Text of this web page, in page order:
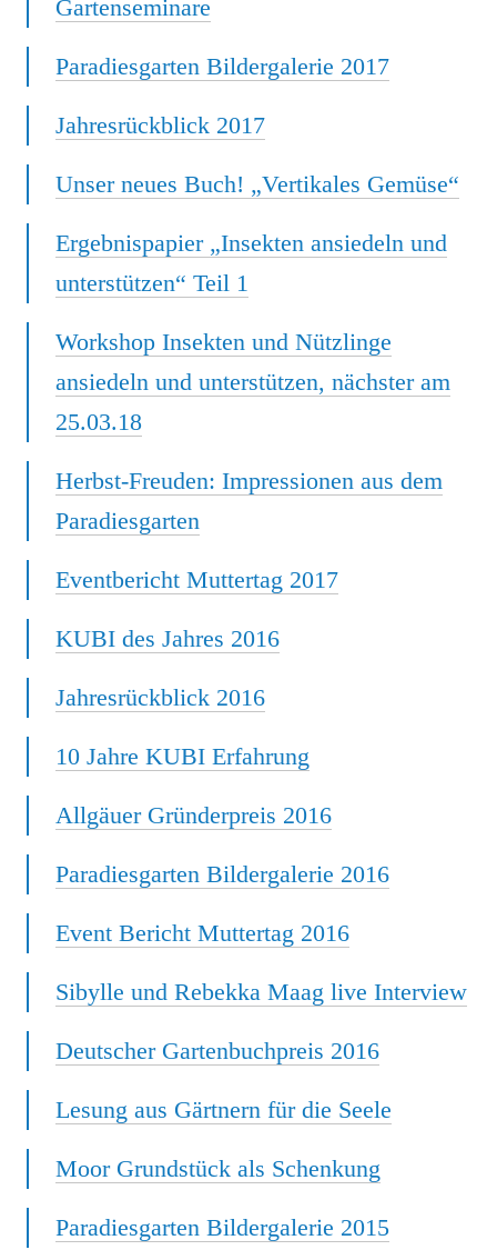
Gartenseminare
Paradiesgarten Bildergalerie 2017
Jahresrückblick 2017
Unser neues Buch! „Vertikales Gemüse“
Ergebnispapier „Insekten ansiedeln und
unterstützen“ Teil 1
Workshop Insekten und Nützlinge
ansiedeln und unterstützen, nächster am
25.03.18
Herbst-Freuden: Impressionen aus dem
Paradiesgarten
Eventbericht Muttertag 2017
KUBI des Jahres 2016
Jahresrückblick 2016
10 Jahre KUBI Erfahrung
Allgäuer Gründerpreis 2016
Paradiesgarten Bildergalerie 2016
Event Bericht Muttertag 2016
Sibylle und Rebekka Maag live Interview
Deutscher Gartenbuchpreis 2016
Lesung aus Gärtnern für die Seele
Moor Grundstück als Schenkung
Paradiesgarten Bildergalerie 2015